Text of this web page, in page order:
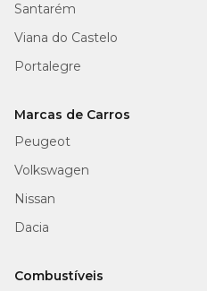
Santarém
Viana do Castelo
Portalegre
Marcas de Carros
Peugeot
Volkswagen
Nissan
Dacia
Combustíveis